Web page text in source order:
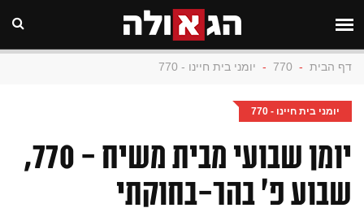
דף הבית -
770
- יומני בית חיינו - 770
יומני בית חיינו - 770
יומן שבועי מבית משיח - 770,
שבוע פ' בהר-בחוקתי